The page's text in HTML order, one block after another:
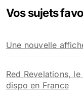
r
e
r
:
Vos sujets
Une nouvelle
Red Revelations,
dispo en France